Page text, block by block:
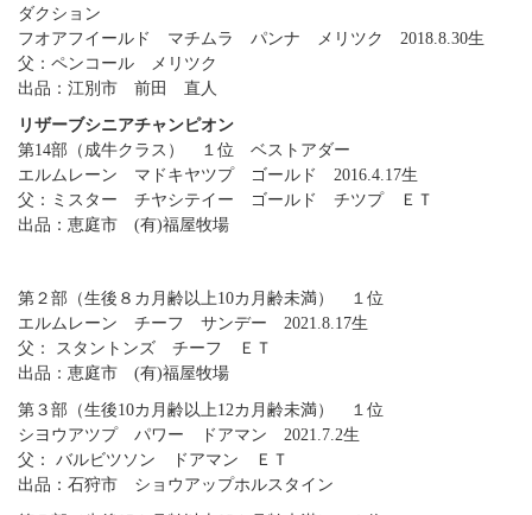
ダクション
フオアフイールド マチムラ パンナ メリツク 2018.8.30生
父：ペンコール メリツク
出品：江別市 前田 直人
リザーブシニアチャンピオン
第14部（成牛クラス） １位 ベストアダー
エルムレーン マドキヤツプ ゴールド 2016.4.17生
父：ミスター チヤシテイー ゴールド チツプ ＥＴ
出品：恵庭市 (有)福屋牧場
第２部（生後８カ月齢以上10カ月齢未満） １位
エルムレーン チーフ サンデー 2021.8.17生
父： スタントンズ チーフ ＥＴ
出品：恵庭市 (有)福屋牧場
第３部（生後10カ月齢以上12カ月齢未満） １位
シヨウアツプ パワー ドアマン 2021.7.2生
父： バルビツソン ドアマン ＥＴ
出品：石狩市 ショウアップホルスタイン